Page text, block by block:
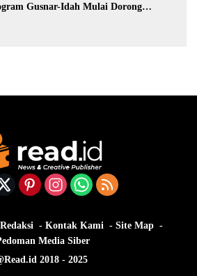
Gusnar-Idah Mulai Dorong
Redaksi Kontak Kami
Site Map
Media Siber
2018 - 2025